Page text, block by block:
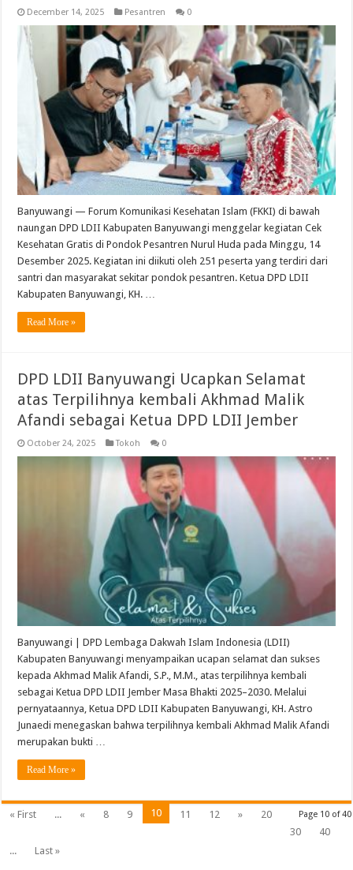
December 14, 2025 Pesantren 0
Banyuwangi — Forum Komunikasi Kesehatan Islam (FKKI) di bawah
naungan DPD LDII Kabupaten Banyuwangi menggelar kegiatan Cek
Kesehatan Gratis di Pondok Pesantren Nurul Huda pada Minggu, 14
Desember 2025. Kegiatan ini diikuti oleh 251 peserta yang terdiri dari
santri dan masyarakat sekitar pondok pesantren. Ketua DPD LDII
Kabupaten Banyuwangi, KH. …
Read More »
DPD LDII Banyuwangi Ucapkan Selamat
atas Terpilihnya kembali Akhmad Malik
Afandi sebagai Ketua DPD LDII Jember
October 24, 2025 Tokoh 0
Banyuwangi | DPD Lembaga Dakwah Islam Indonesia (LDII)
Kabupaten Banyuwangi menyampaikan ucapan selamat dan sukses
kepada Akhmad Malik Afandi, S.P., M.M., atas terpilihnya kembali
sebagai Ketua DPD LDII Jember Masa Bhakti 2025–2030. Melalui
pernyataannya, Ketua DPD LDII Kabupaten Banyuwangi, KH. Astro
Junaedi menegaskan bahwa terpilihnya kembali Akhmad Malik Afandi
merupakan bukti …
Read More »
Page 10 of 40
« First ... « 8 9 10 11 12 »
20
30
40
...
Last »